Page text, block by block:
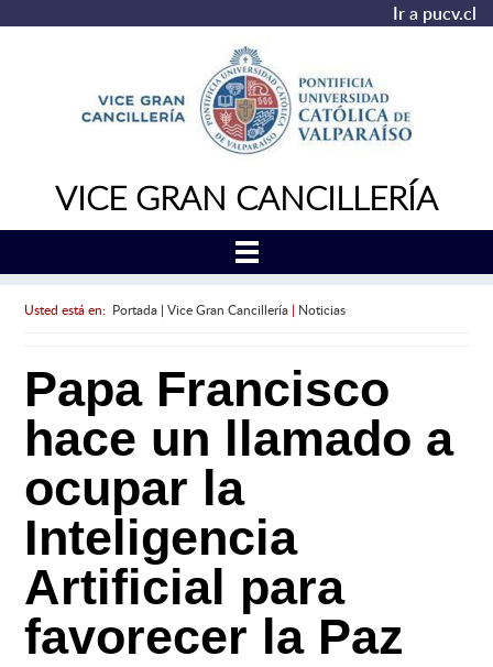
Ir a pucv.cl
VICE GRAN CANCILLERÍA
Usted está en: Portada| Vice Gran Cancillería| Noticias
Papa Francisco
hace un llamado a
ocupar la
Inteligencia
Artificial para
favorecer la Paz